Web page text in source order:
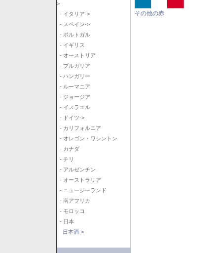
>
- イタリア->
- スペイン->
- ポルトガル
- イギリス
- オーストリア
- ブルガリア
- ハンガリー
- ルーマニア
- ジョージア
- イスラエル
- ドイツ->
- カリフォルニア
- オレゴン・ワシントン
- カナダ
- チリ
- アルゼンチン
- オーストラリア
- ニュージーランド
- 南アフリカ
- モロッコ
- 日本
日本酒->
その他の赤